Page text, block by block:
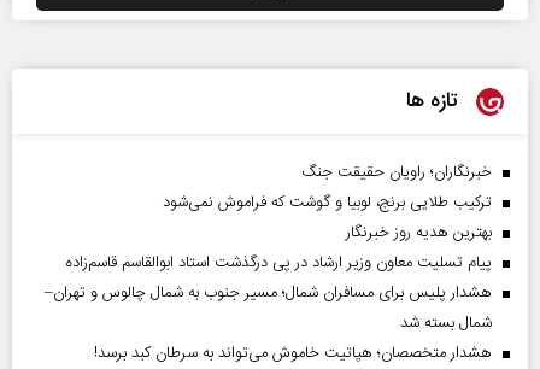
تازه ها
خبرنگاران؛ راویان حقیقت جنگ
ترکیب طلایی برنج، لوبیا و گوشت که فراموش نمی‌شود
بهترین هدیه روز خبرنگار
پیام تسلیت معاون وزیر ارشاد در پی درگذشت استاد ابوالقاسم قاسم‌زاده
هشدار پلیس برای مسافران شمال؛ مسیر جنوب به شمال چالوس و تهران–
شمال بسته شد
هشدار متخصصان؛ هپاتیت خاموش می‌تواند به سرطان کبد برسد!